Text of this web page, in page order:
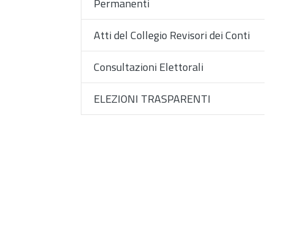
Permanenti
Atti del Collegio Revisori dei Conti
Consultazioni Elettorali
ELEZIONI TRASPARENTI